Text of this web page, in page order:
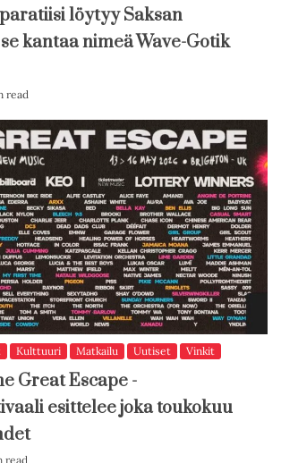
löytyy Saksan
kantaa nimeä Wave-Gotik
read
Kulttuuri Matkailu Uutiset Vinkit
Great Escape -
esittelee joka toukokuu
read